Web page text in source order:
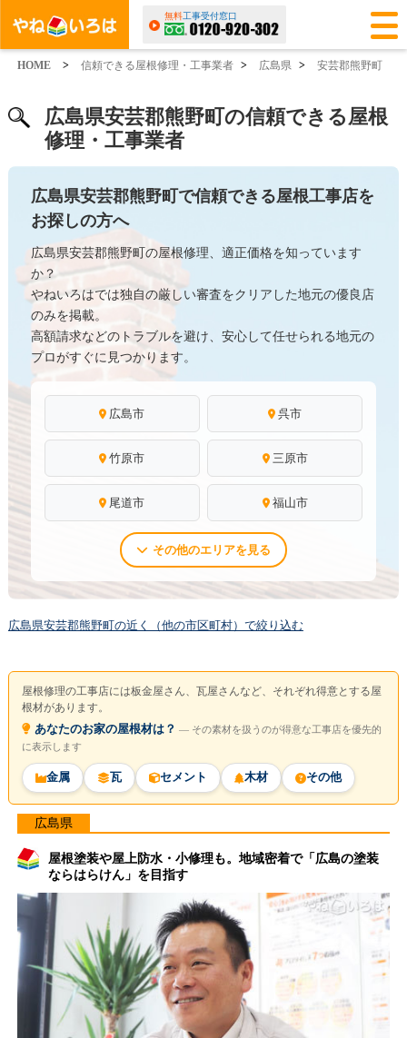
無料工事受付窓口
HOME > 信頼できる屋根修理・工事業者 > 広島県 > 安芸郡熊野町
広島県安芸郡熊野町の信頼できる屋根
修理・工事業者
広島県安芸郡熊野町で信頼できる屋根工事店を
お探しの方へ
広島県安芸郡熊野町の屋根修理、適正価格を知っています
か？
やねいろはでは独自の厳しい審査をクリアした地元の優良店
のみを掲載。
高額請求などのトラブルを避け、安心して任せられる地元の
プロがすぐに見つかります。
広島市 呉市
竹原市 三原市
尾道市 福山市
その他のエリアを見る
広島県安芸郡熊野町の近く（他の市区町村）で絞り込む
屋根修理の工事店には板金屋さん、瓦屋さんなど、それぞれ得意とする屋
根材があります。
あなたのお家の屋根材は？ ― その素材を扱うのが得意な工事店を優先的
に表示します
金属 瓦 セメント 木材 その他
広島県
屋根塗装や屋上防水・小修理も。地域密着で「広島の塗装
ならはらけん」を目指す